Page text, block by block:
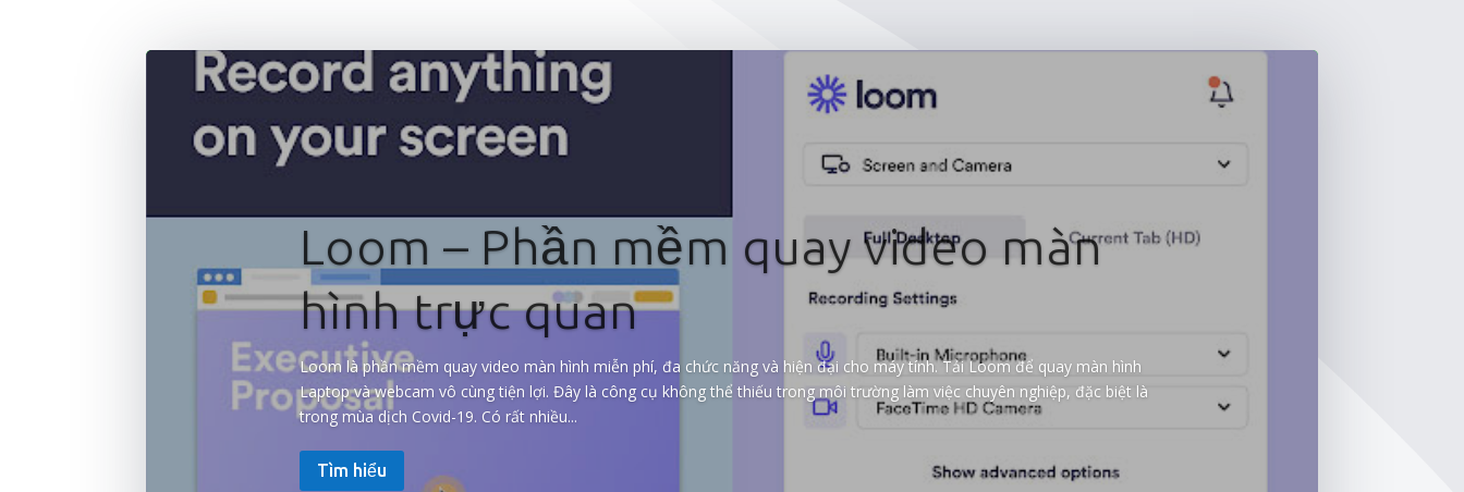
Loom – Phần mềm quay video màn
hình trực quan
Loom là phần mềm quay video màn hình miễn phí, đa chức năng và hiện đại cho máy tính. Tải Loom để quay màn hình
Laptop và webcam vô cùng tiện lợi. Đây là công cụ không thể thiếu trong môi trường làm việc chuyên nghiệp, đặc biệt là
trong mùa dịch Covid-19. Có rất nhiều...
Tìm hiểu